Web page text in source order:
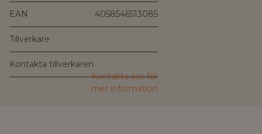
EAN 4058546513085
Tillverkare
Kontakta tillverkaren
Kontakta oss för
mer information